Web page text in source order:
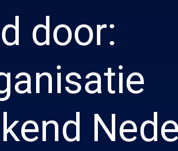
door: